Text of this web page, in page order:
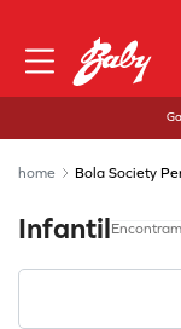
Bola Society
Infantil